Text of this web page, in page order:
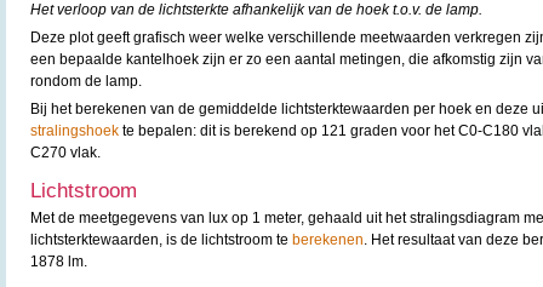
Het verloop van de lichtsterkte afhankelijk van de hoek t.o.v. de lamp.
Deze plot geeft grafisch weer welke verschillende meetwaarden verkregen
een bepaalde kantelhoek zijn er zo een aantal metingen, die afkomstig zijn
rondom de lamp.
Bij het berekenen van de gemiddelde lichtsterktewaarden per hoek en deze
stralingshoek te bepalen: dit is berekend op 121 graden voor het C0-C180
C270 vlak.
Lichtstroom
Met de meetgegevens van lux op 1 meter, gehaald uit het stralingsdiagram
lichtsterktewaarden, is de lichtstroom te berekenen. Het resultaat van deze
1878 lm.